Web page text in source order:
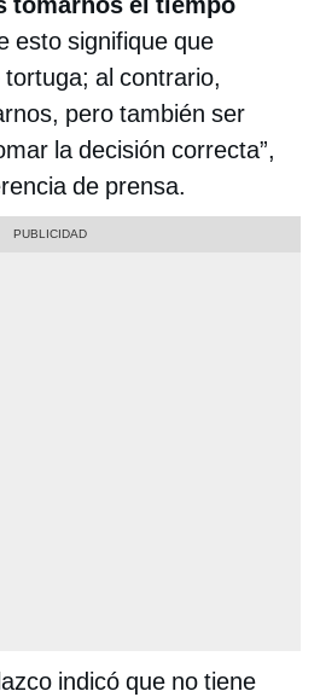
esto signifique que
al contrario,
pero también ser
la decisión correcta”,
de prensa.
indicó que no tiene